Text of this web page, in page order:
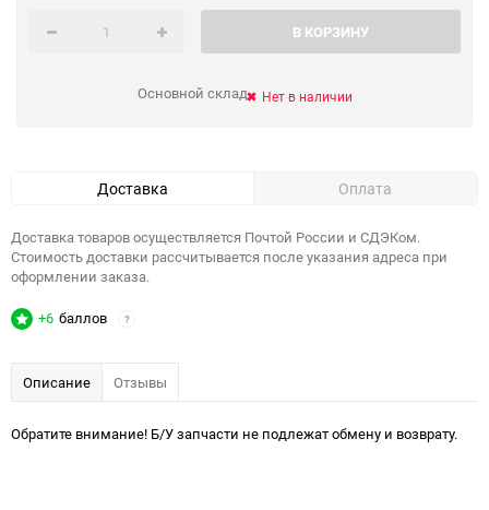
В КОРЗИНУ
Основной склад Нет в наличии
Доставка Оплата
Доставка товаров осуществляется Почтой России и СДЭКом.
Стоимость доставки рассчитывается после указания адреса при
оформлении заказа.
+6 баллов ?
Описание Отзывы
Обратите внимание! Б/У запчасти не подлежат обмену и возврату.